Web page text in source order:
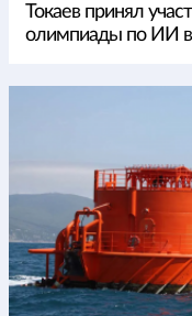
Токаев принял
олимпиады по ИИ в